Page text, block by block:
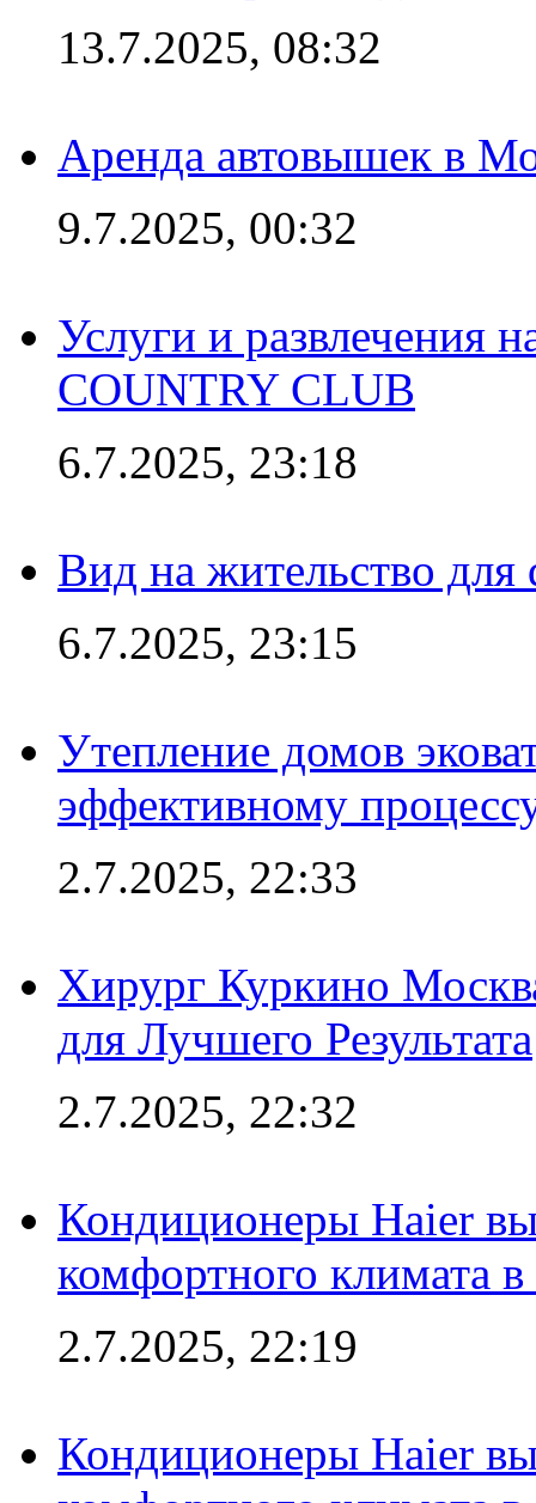
13.7.2025, 08:32
Аренда автовышек в
9.7.2025, 00:32
Услуги и развлечения
COUNTRY CLUB
6.7.2025, 23:18
Вид на жительство
6.7.2025, 23:15
Утепление домов
эффективному
2.7.2025, 22:33
Хирург Куркино
для Лучшего Результата
2.7.2025, 22:32
Кондиционеры Haier
комфортного климата
2.7.2025, 22:19
Кондиционеры Haier